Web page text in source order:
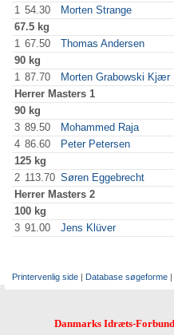
1 54.30 Morten Strange
67.5 kg
1 67.50 Thomas Andersen
90 kg
1 87.70 Morten Grabowski Kjær
Herrer Masters 1
90 kg
3 89.50 Mohammed Raja
4 86.60 Peter Petersen
125 kg
2 113.70 Søren Eggebrecht
Herrer Masters 2
100 kg
3 91.00 Jens Klüver
Printervenlig side | Database søgeforme
Danmarks Idræts-Forbund